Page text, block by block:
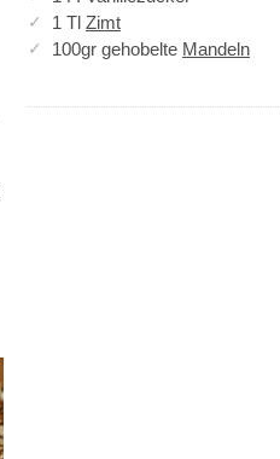
1 Tl Zimt
100gr gehobelte Mandeln